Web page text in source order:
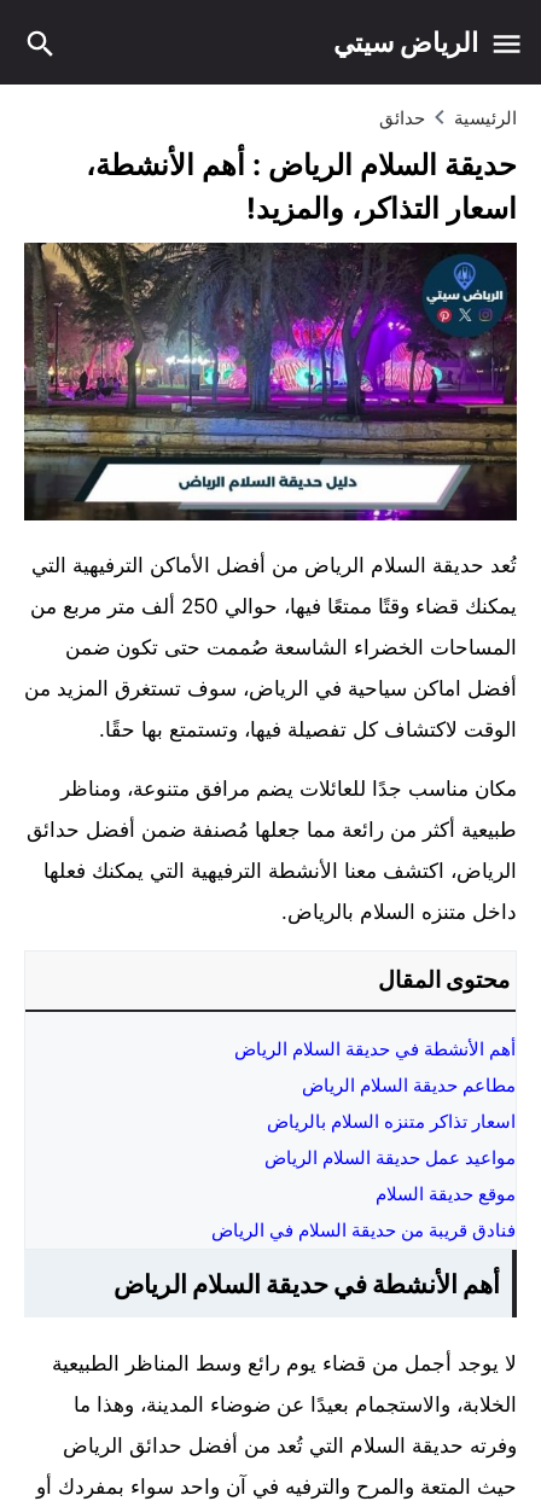
الرياض سيتي
الرئيسية حدائق
حديقة السلام الرياض : أهم الأنشطة،
اسعار التذاكر، والمزيد!
تُعد حديقة السلام الرياض من أفضل الأماكن الترفيهية التي
يمكنك قضاء وقتًا ممتعًا فيها، حوالي 250 ألف متر مربع من
المساحات الخضراء الشاسعة صُممت حتى تكون ضمن
أفضل اماكن سياحية في الرياض، سوف تستغرق المزيد من
الوقت لاكتشاف كل تفصيلة فيها، وتستمتع بها حقًا.
مكان مناسب جدًا للعائلات يضم مرافق متنوعة، ومناظر
طبيعية أكثر من رائعة مما جعلها مُصنفة ضمن أفضل حدائق
الرياض، اكتشف معنا الأنشطة الترفيهية التي يمكنك فعلها
داخل متنزه السلام بالرياض.
محتوى المقال
أهم الأنشطة في حديقة السلام الرياض
مطاعم حديقة السلام الرياض
اسعار تذاكر متنزه السلام بالرياض
مواعيد عمل حديقة السلام الرياض
موقع حديقة السلام
فنادق قريبة من حديقة السلام في الرياض
أهم الأنشطة في حديقة السلام الرياض
لا يوجد أجمل من قضاء يوم رائع وسط المناظر الطبيعية
الخلابة، والاستجمام بعيدًا عن ضوضاء المدينة، وهذا ما
وفرته حديقة السلام التي تُعد من أفضل حدائق الرياض
حيث المتعة والمرح والترفيه في آن واحد سواء بمفردك أو